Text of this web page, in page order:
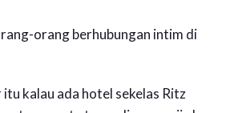
orang berhubungan intim di
kalau ada hotel sekelas Ritz